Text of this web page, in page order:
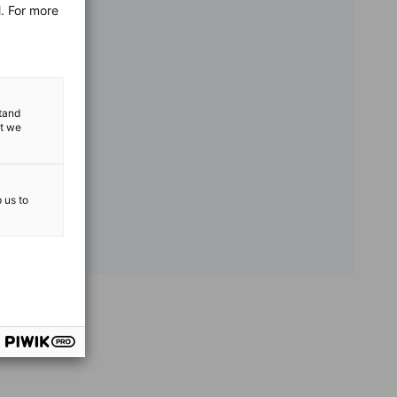
For more
we
us to